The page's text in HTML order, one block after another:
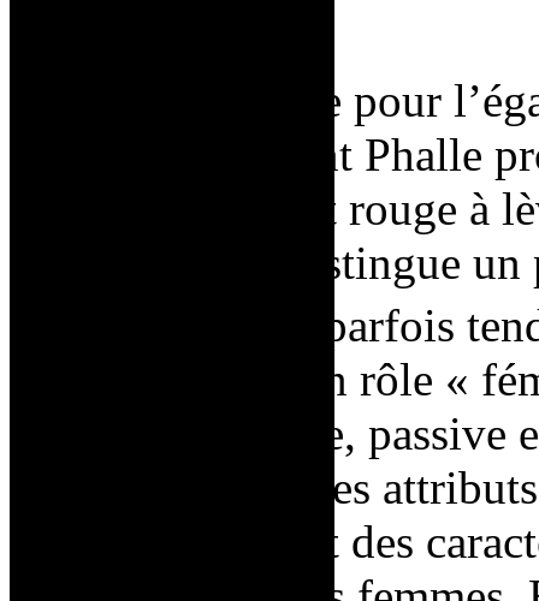
la lutte pour
des femmes, Saint Phalle
en talons hauts et rouge à
perspective se distingue
siècle, qui a parfois
société impose un rôle «
femme soit douce,
adopte souvent des
tout en défendant des